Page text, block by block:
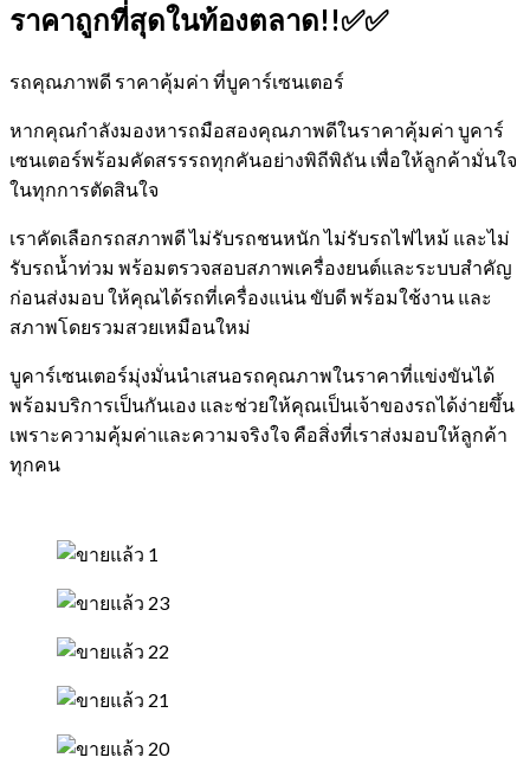
ราคาถูกที่สุดในท้องตลาด!!✅✅
รถคุณภาพดี ราคาคุ้มค่า ที่บูคาร์เซนเตอร์
หากคุณกำลังมองหารถมือสองคุณภาพดีในราคาคุ้มค่า บูคาร์
เซนเตอร์พร้อมคัดสรรรถทุกคันอย่างพิถีพิถัน เพื่อให้ลูกค้ามั่นใจ
ในทุกการตัดสินใจ
เราคัดเลือกรถสภาพดี ไม่รับรถชนหนัก ไม่รับรถไฟไหม้ และไม่
รับรถน้ำท่วม พร้อมตรวจสอบสภาพเครื่องยนต์และระบบสำคัญ
ก่อนส่งมอบ ให้คุณได้รถที่เครื่องแน่น ขับดี พร้อมใช้งาน และ
สภาพโดยรวมสวยเหมือนใหม่
บูคาร์เซนเตอร์มุ่งมั่นนำเสนอรถคุณภาพในราคาที่แข่งขันได้
พร้อมบริการเป็นกันเอง และช่วยให้คุณเป็นเจ้าของรถได้ง่ายขึ้น
เพราะความคุ้มค่าและความจริงใจ คือสิ่งที่เราส่งมอบให้ลูกค้า
ทุกคน